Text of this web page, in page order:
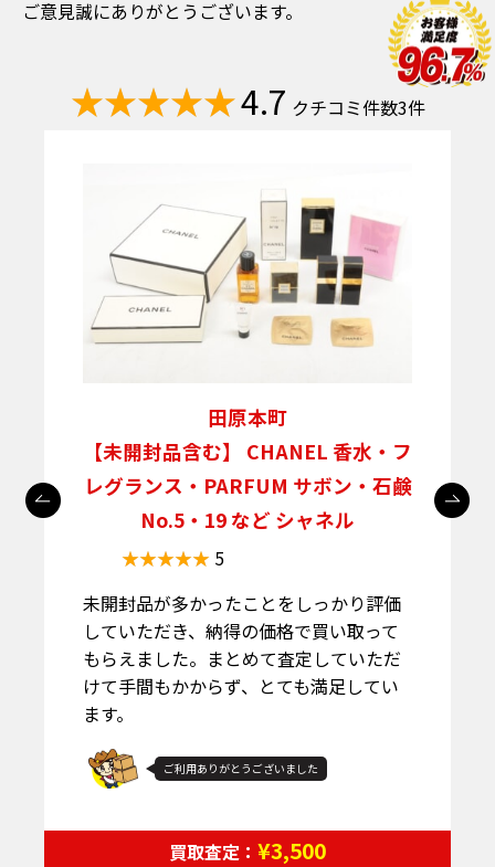
ご意見誠にありがとうございます。
4.7 クチコミ件数3件
田原本町
【未開封品含む】 CHANEL 香水・フ
レグランス・PARFUM サボン・石鹸
No.5・19 など シャネル
5
未開封品が多かったことをしっかり評価
していただき、納得の価格で買い取って
もらえました。まとめて査定していただ
けて手間もかからず、とても満足してい
ます。
ご利用ありがとうございました
買取査定： ¥3,500